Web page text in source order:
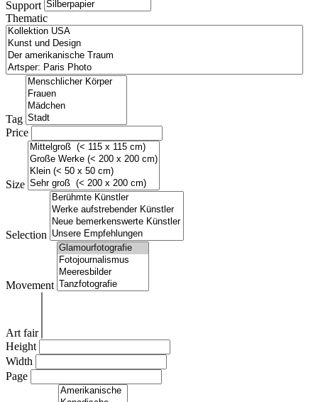
Support
Thematic
Tag
Price
Size
Selection
Movement
Art fair
Height
Width
Page